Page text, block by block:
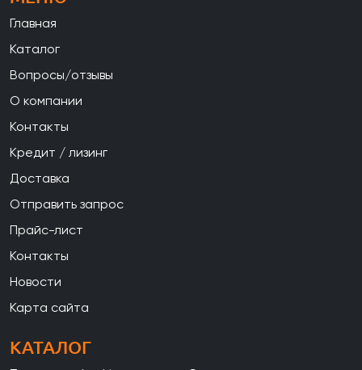
Главная
Каталог
Вопросы/отзывы
О компании
Контакты
Кредит / лизинг
Доставка
Отправить запрос
Прайс-лист
Контакты
Новости
Карта сайта
КАТАЛОГ